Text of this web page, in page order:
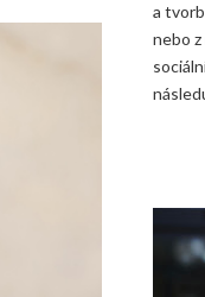
a
nebo